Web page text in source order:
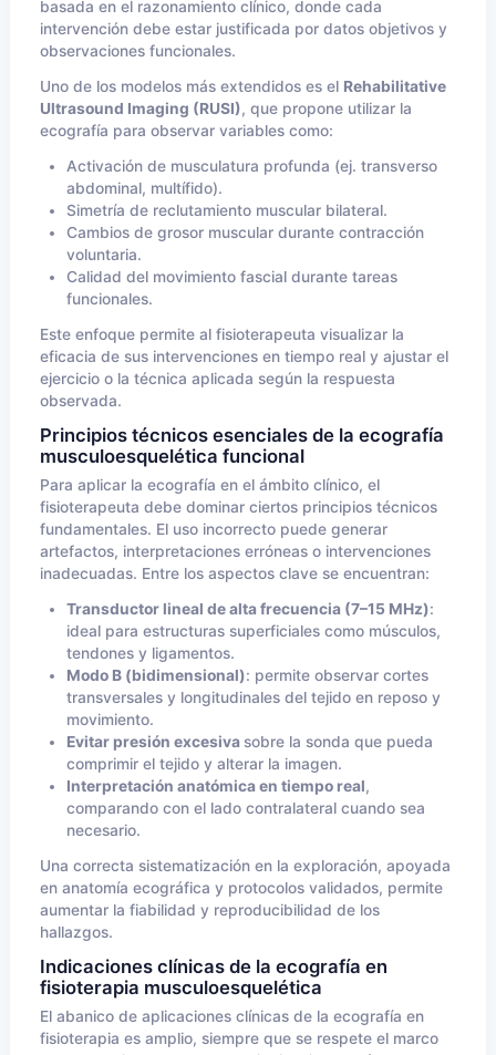
basada en el razonamiento clínico, donde cada
intervención debe estar justificada por datos objetivos y
observaciones funcionales.
Uno de los modelos más extendidos es el Rehabilitative
Ultrasound Imaging (RUSI), que propone utilizar la
ecografía para observar variables como:
Activación de musculatura profunda (ej. transverso
abdominal, multífido).
Simetría de reclutamiento muscular bilateral.
Cambios de grosor muscular durante contracción
voluntaria.
Calidad del movimiento fascial durante tareas
funcionales.
Este enfoque permite al fisioterapeuta visualizar la
eficacia de sus intervenciones en tiempo real y ajustar el
ejercicio o la técnica aplicada según la respuesta
observada.
Principios técnicos esenciales de la ecografía
musculoesquelética funcional
Para aplicar la ecografía en el ámbito clínico, el
fisioterapeuta debe dominar ciertos principios técnicos
fundamentales. El uso incorrecto puede generar
artefactos, interpretaciones erróneas o intervenciones
inadecuadas. Entre los aspectos clave se encuentran:
Transductor lineal de alta frecuencia (7–15 MHz):
ideal para estructuras superficiales como músculos,
tendones y ligamentos.
Modo B (bidimensional): permite observar cortes
transversales y longitudinales del tejido en reposo y
movimiento.
Evitar presión excesiva sobre la sonda que pueda
comprimir el tejido y alterar la imagen.
Interpretación anatómica en tiempo real,
comparando con el lado contralateral cuando sea
necesario.
Una correcta sistematización en la exploración, apoyada
en anatomía ecográfica y protocolos validados, permite
aumentar la fiabilidad y reproducibilidad de los
hallazgos.
Indicaciones clínicas de la ecografía en
fisioterapia musculoesquelética
El abanico de aplicaciones clínicas de la ecografía en
fisioterapia es amplio, siempre que se respete el marco